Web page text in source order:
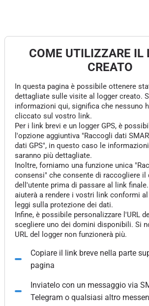
COME UTILIZZARE IL
CREATO
In questa pagina è possibile ottenere
dettagliate sulle visite al logger creato.
informazioni qui, significa che nessuno
cliccato sul vostro link.
Per i link brevi e un logger GPS, è
l'opzione aggiuntiva "Raccogli dati
dati GPS", in questo caso le
saranno più dettagliate.
Inoltre, forniamo una funzione unica
consensi" che consente di raccogliere il
dell'utente prima di passare al link
aiuterà a rendere i vostri link conformi al
leggi sulla protezione dei dati.
Infine, è possibile personalizzare l'URL
scegliere uno dei domini disponibili. Si
URL del logger non funzionerà più.
Copiare il link breve nella parte
pagina
Inviatelo con un messaggio via
Telegram o qualsiasi altro